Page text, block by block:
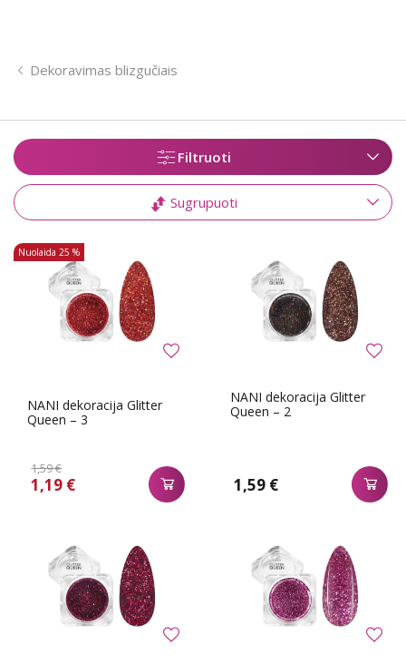
Dekoravimas blizgučiais
Filtruoti
Sugrupuoti
NANI dekoracija Glitter
Queen – 3
1,59 €
1,19 €
Nuolaida 25 %
NANI dekoracija Glitter
Queen – 2
1,59 €